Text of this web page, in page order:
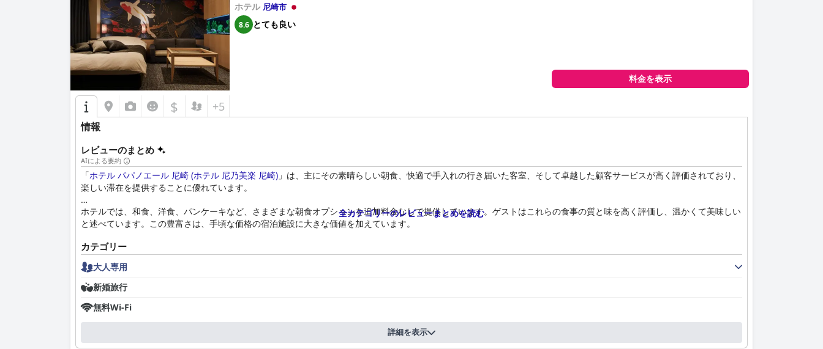
ホテル 尼崎市
8.6 とても良い
料金を表示
$ +5
情報
レビューのまとめ
AIによる要約
「ホテル パパノエール 尼崎 (ホテル 尼乃美楽 尼崎) 」は、主にその素晴らしい朝食、快適で手入れの行き届いた客室、そして卓越した顧客サービスが高く評価されており、
楽しい滞在を提供することに優れています。
ホテルでは、和食、洋食、パンケーキなど、さまざまな朝食オプションを追加料金なしで提供しています。ゲストはこれらの食事の質と味を高く評価し、温かくて美味しい
と述べています。この豊富さは、手頃な価格の宿泊施設に大きな価値を加えています。
客室は、清潔さ、快適さ、広さで頻繁に褒められています。最近改装された客室は、モダンで豪華な雰囲気を醸し出し、手入れの行き届いた設備と半露天風呂を備えていま
す。バスルームのドアがきちんと閉まらないという小さな問題はあるものの、客室全体の雰囲気は、安らかで楽しい体験に大きく貢献しています。
清潔さはホテル全体に及び、スタッフは内装と外装の両方がきちんと手入れされていることを保証しています。ゲストはバスルームやその他の施設の完璧な状態に感謝して
いますが、ハウスキーピングのわずかな不備を指摘する人もいました。
「ホテル パパノエール 尼崎 (ホテル 尼乃美楽 尼崎)」のスタッフは、その礼儀正しく親切な性質で絶賛されています。一部のスタッフの不親切さについての言及がいくつか
あるものの、彼らの友好的で迅速な支援は、全体的なゲストエクスペリエンスを高めています。
全カテゴリーのレビューまとめを読む
カテゴリー
大人専用
新婚旅行
無料Wi-Fi
詳細を表示